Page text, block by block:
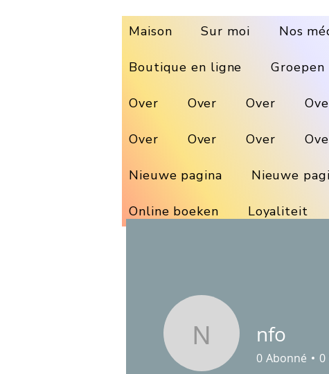
Maison Sur moi Nos
Boutique en ligne Groepen
Over Over Over
Over Over Over
Nieuwe pagina Nieuwe
Online boeken Loyaliteit
nfo nfo
0 Abonné 0